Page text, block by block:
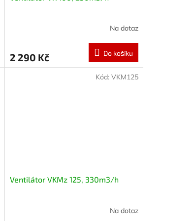
Na dotaz
2 290 Kč Do košíku
Ventilátor VKMz 125, 330m3/h
Na dotaz
Kód: VKM125